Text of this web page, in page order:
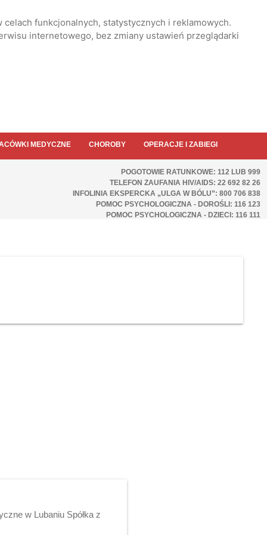
funkcjonalnych, statystycznych i reklamowych.
internetowego, bez zmiany ustawień przeglądarki
MEDYCZNE CHOROBY OPERACJE I ZABIEGI
POGOTOWIE RATUNKOWE: 112 LUB 999
TELEFON ZAUFANIA HIV/AIDS: 22 692 82 26
INFOLINIA EKSPERCKA „ULGA W BÓLU”: 800 706 838
POMOC PSYCHOLOGICZNA - DOROŚLI: 116 123
POMOC PSYCHOLOGICZNA - DZIECI: 116 111
w Lubaniu Spółka z